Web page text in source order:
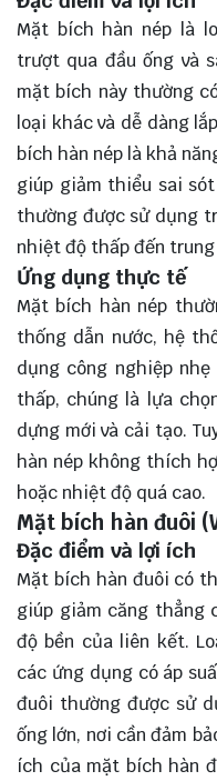
Mặt bích hàn nép là
trượt qua đầu ống và
mặt bích này thường
loại khác và dễ dàng
bích hàn nép là khả
giúp giảm thiểu sai
thường được sử dụng
nhiệt độ thấp đến
Ứng dụng thực tế
Mặt bích hàn nép
thống dẫn nước, hệ
dụng công nghiệp
thấp, chúng là lựa
dựng mới và cải tạo.
hàn nép không thích
hoặc nhiệt độ quá cao.
Mặt bích hàn đuôi
Đặc điểm và lợi ích
Mặt bích hàn đuôi có
giúp giảm căng thẳng
độ bền của liên kết.
các ứng dụng có áp
đuôi thường được sử
ống lớn, nơi cần đảm
ích của mặt bích hàn